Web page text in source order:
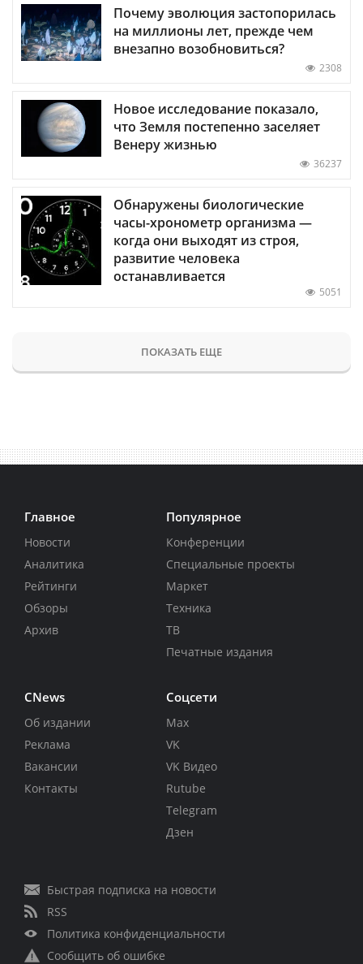
Почему эволюция застопорилась
на миллионы лет, прежде чем
внезапно возобновиться?
2308
Новое исследование показало,
что Земля постепенно заселяет
Венеру жизнью
36237
Обнаружены биологические
часы-хронометр организма —
когда они выходят из строя,
развитие человека
останавливается
5051
ПОКАЗАТЬ ЕЩЕ
Главное
Новости
Аналитика
Рейтинги
Обзоры
Архив
Популярное
Конференции
Специальные проекты
Маркет
Техника
ТВ
Печатные издания
CNews
Об издании
Реклама
Вакансии
Контакты
Соцсети
Max
VK
VK Видео
Rutube
Telegram
Дзен
Быстрая подписка на новости
RSS
Политика конфиденциальности
Сообщить об ошибке